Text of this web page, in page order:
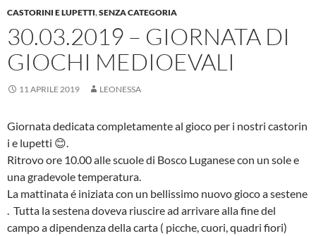
CASTORINI E LUPETTI,SENZA CATEGORIA
30.03.2019 – GIORNATA DI
GIOCHI MEDIOEVALI
11 APRILE 2019 LEONESSA
Giornata dedicata completamente al gioco per i nostri castorin
i e lupetti 😊.
Ritrovo ore 10.00 alle scuole di Bosco Luganese con un sole e
una gradevole temperatura.
La mattinata é iniziata con un bellissimo nuovo gioco a sestene
. Tutta la sestena doveva riuscire ad arrivare alla fine del
campo a dipendenza della carta ( picche, cuori, quadri fiori)